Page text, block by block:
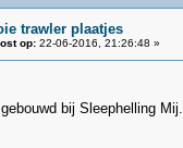
trawler plaatjes
op:22-06-2016, 21:26:48 »
bij Sleephelling